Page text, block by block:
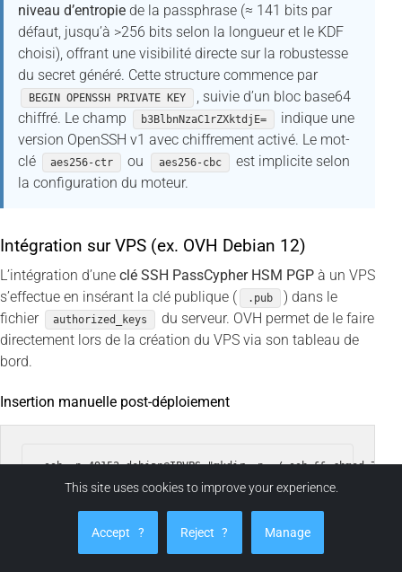
niveau d’entropie de la passphrase (≈ 141 bits par
défaut, jusqu’à >256 bits selon la longueur et le KDF
choisi), offrant une visibilité directe sur la robustesse
du secret généré. Cette structure commence par
BEGIN OPENSSH PRIVATE KEY
, suivie d’un bloc base64
chiffré. Le champ
b3BlbnNzaC1rZXktdjE=
indique une
version OpenSSH v1 avec chiffrement activé. Le mot-
clé
aes256-ctr ou aes256-cbc
est implicite selon
la configuration du moteur.
Intégration sur VPS (ex. OVH Debian 12)
L’intégration d’une clé SSH PassCypher HSM PGP à un VPS
s’effectue en insérant la clé publique (
.pub
) dans le
fichier
authorized_keys
du serveur. OVH permet de le faire
directement lors de la création du VPS via son tableau de
bord.
Insertion manuelle post-déploiement
Ensuite, déchiffrez localement la clé privée depuis son
conteneur chiffré :
This site uses cookies to improve your experience.
Accept ? Reject ? Manage